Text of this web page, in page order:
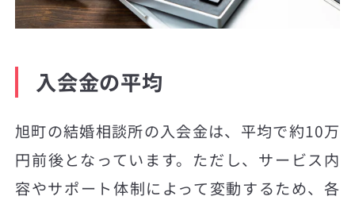
入会金の平均
旭町の結婚相談所の入会金は、平均で約10万
円前後となっています。ただし、サービス内
容やサポート体制によって変動するため、各